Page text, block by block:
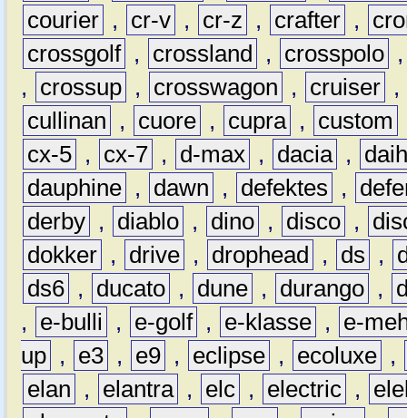
courier , cr-v , cr-z , crafter ,
crossgolf , crossland , crosspolo
,
crossup , crosswagon , cruiser ,
cullinan
, cuore , cupra , custom
cx-5 , cx-7 , d-max , dacia ,
dauphine , dawn , defektes ,
derby , diablo , dino , disco ,
dokker , drive , drophead , ds ,
ds6 , ducato , dune , durango ,
,
e-bulli , e-golf , e-klasse ,
e-
up , e3 , e9 , eclipse , ecoluxe ,
elan
, elantra , elc , electric ,